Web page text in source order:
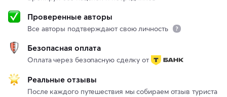
Проверенные авторы
Все авторы подтверждают свою личность
Безопасная оплата
Оплата через безопасную сделку от
Реальные отзывы
После каждого путешествия мы собираем отзыв туриста